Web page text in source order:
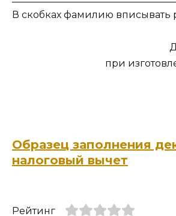
В скобках фамилию вписывать
при
Образец заполнения
налоговый вычет
Рейтинг